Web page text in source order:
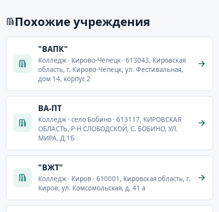
Похожие учреждения
"ВАПК"
Колледж · Кирово-Чепецк · 613043, Кировская
область, г. Кирово-Чепецк, ул. Фестивальная,
дом 14, корпус 2
ВА-ПТ
Колледж · село Бобино · 613117, КИРОВСКАЯ
ОБЛАСТЬ, Р-Н СЛОБОДСКОЙ, С. БОБИНО, УЛ.
МИРА, Д.1Б
"ВЖТ"
Колледж · Киров · 610001, Кировская область, г.
Киров, ул. Комсомольская, д. 41 а